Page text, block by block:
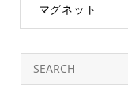
マグネット